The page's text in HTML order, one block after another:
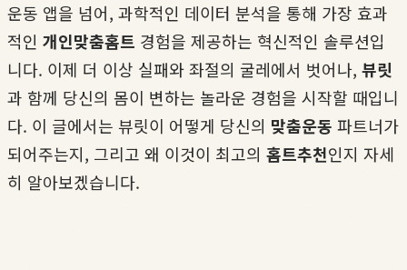
운동 앱을 넘어, 과학적인 데이터 분석을 통해 가장 효과
적인 개인맞춤홈트 경험을 제공하는 혁신적인 솔루션입
니다. 이제 더 이상 실패와 좌절의 굴레에서 벗어나, 뷰릿
과 함께 당신의 몸이 변하는 놀라운 경험을 시작할 때입니
다. 이 글에서는 뷰릿이 어떻게 당신의 맞춤운동 파트너가
되어주는지, 그리고 왜 이것이 최고의 홈트추천인지 자세
히 알아보겠습니다.